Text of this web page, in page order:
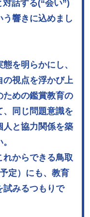
話する(“会い”)
う響きに込めまし
を明らかにし、
の視点を浮かび上
ための鑑賞教育の
同じ問題意識を
人と協力関係を築
からできる鳥取
定）にも、教育
試みるつもりで